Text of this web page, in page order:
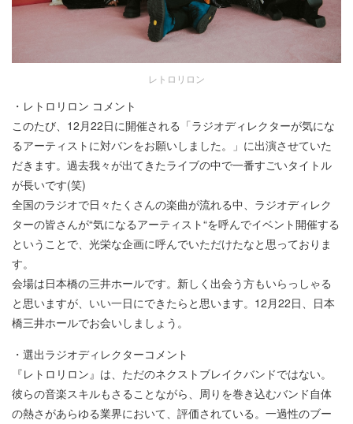
レトロリロン
・レトロリロン コメント
このたび、12月22日に開催される「ラジオディレクターが気にな
るアーティストに対バンをお願いしました。」に出演させていた
だきます。過去我々が出てきたライブの中で一番すごいタイトル
が長いです(笑)
全国のラジオで日々たくさんの楽曲が流れる中、ラジオディレク
ターの皆さんが“気になるアーティスト“を呼んでイベント開催する
ということで、光栄な企画に呼んでいただけたなと思っておりま
す。
会場は日本橋の三井ホールです。新しく出会う方もいらっしゃる
と思いますが、いい一日にできたらと思います。12月22日、日本
橋三井ホールでお会いしましょう。
・選出ラジオディレクターコメント
『レトロリロン』は、ただのネクストブレイクバンドではない。
彼らの音楽スキルもさることながら、周りを巻き込むバンド自体
の熱さがあらゆる業界において、評価されている。一過性のブー